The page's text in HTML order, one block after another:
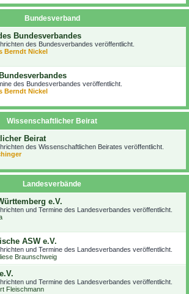
Bundesverband
Bundesverbandes
des Bundesverbandes veröffentlicht.
Berndt Nickel
des Bundesverbandes veröffentlicht.
Berndt Nickel
Wissenschaftlicher Beirat
Beirat
des Wissenschaftlichen Beirates veröffentlicht.
Landesverbände
e.V.
und Termine des Landesverbandes veröffentlicht.
ASW e.V.
und Termine des Landesverbandes veröffentlicht.
Braunschweig
und Termine des Landesverbandes veröffentlicht.
Fleischmann